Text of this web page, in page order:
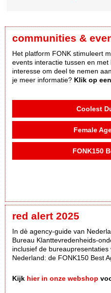
communities &
Het platform FONK stimuleert
events interactie tussen en
interesse om deel te nemen
je meer informatie? Klik op
Coolest
Female
FONK150
red alert 2025
In dè agency-guide van
Bureau Klanttevredenheids-
inclusief de
Nederland: de FONK150 Best
Kijk hier in onze webshop